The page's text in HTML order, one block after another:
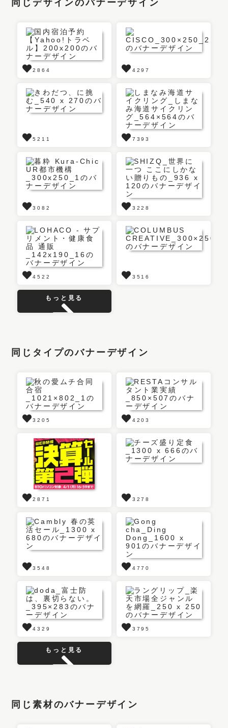
同じデザインのバナーデザイン
2864 4297
5211 7393
3082 3228
4522 3516
もっと見る
同じタイプのバナーデザイン
3205 4203
2871 3278
3548 4770
4329 3795
もっと見る
同じ素材のバナーデザイン